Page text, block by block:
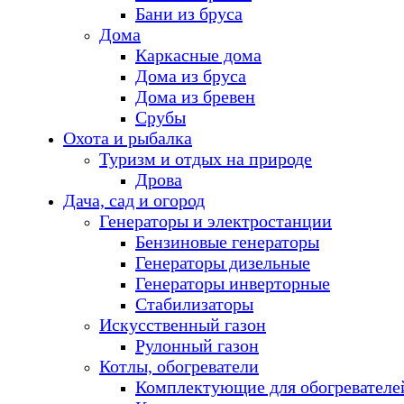
Бани из бруса
Дома
Каркасные дома
Дома из бруса
Дома из бревен
Срубы
Охота и рыбалка
Туризм и отдых на природе
Дрова
Дача, сад и огород
Генераторы и электростанции
Бензиновые генераторы
Генераторы дизельные
Генераторы инверторные
Стабилизаторы
Искусственный газон
Рулонный газон
Котлы, обогреватели
Комплектующие для